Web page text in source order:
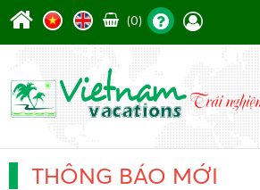
(0)
THÔNG BÁO MỚI